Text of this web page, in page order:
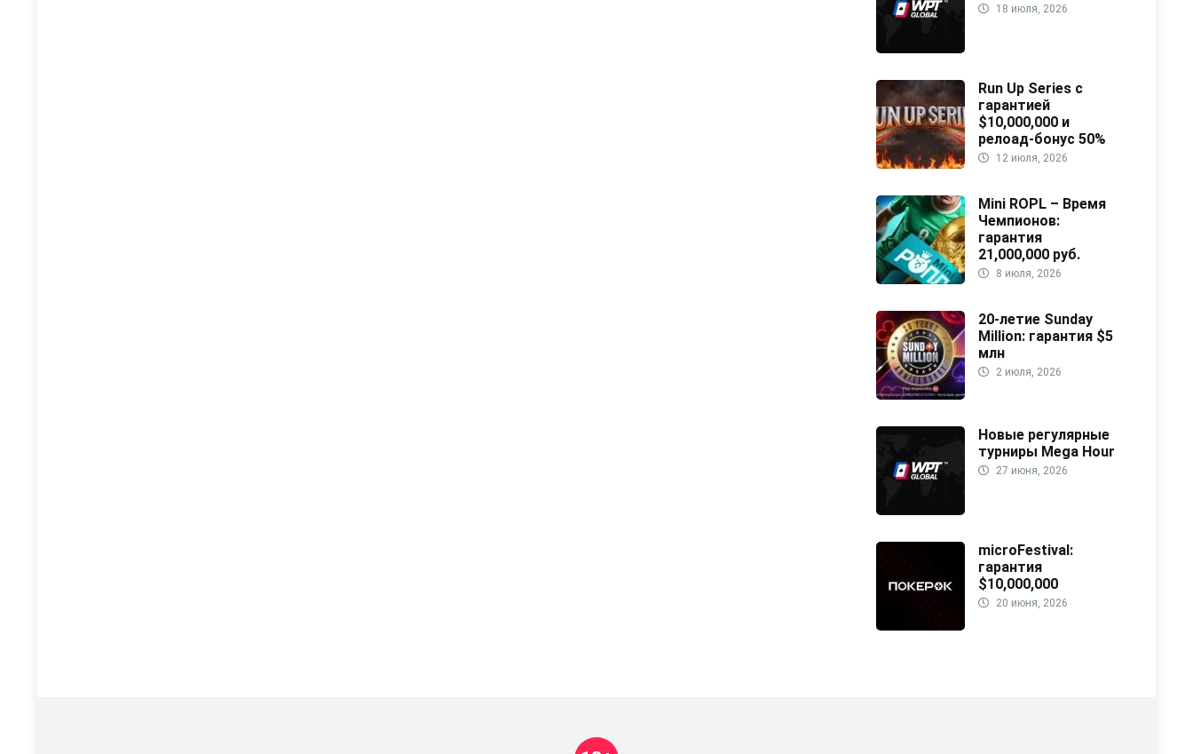
18 июля, 2026
Run Up Series с
гарантией
$10,000,000 и
релоад-бонус 50%
12 июля, 2026
Mini ROPL – Время
Чемпионов:
гарантия
21,000,000 руб.
8 июля, 2026
20-летие Sunday
Million: гарантия $5
млн
2 июля, 2026
Новые регулярные
турниры Mega Hour
27 июня, 2026
microFestival:
гарантия
$10,000,000
20 июня, 2026